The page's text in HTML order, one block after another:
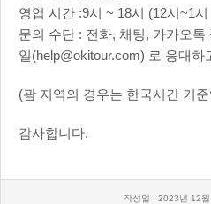
영업 시간 :9시 ~ 18시 (12시~1
문의 수단 : 전화, 채팅, 카카오
일(help@okitour.com) 로 응대하
(괌 지역의 경우는 한국시간 기
감사합니다.
작성일 : 2023년 12